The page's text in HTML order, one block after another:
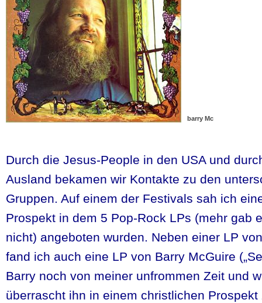
barry Mc
Durch die Jesus-People in den USA und
Ausland bekamen wir Kontakte zu den
Gruppen. Auf einem der Festivals sah ich
Prospekt in dem 5 Pop-Rock LPs (mehr gab
nicht) angeboten wurden. Neben einer LP
fand ich auch eine LP von Barry McGuire
Barry noch von meiner unfrommen Zeit und
überrascht ihn in einem christlichen